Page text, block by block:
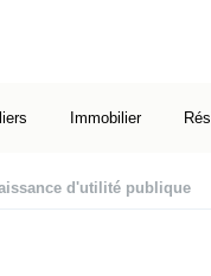
Immobilier
d'utilité publique